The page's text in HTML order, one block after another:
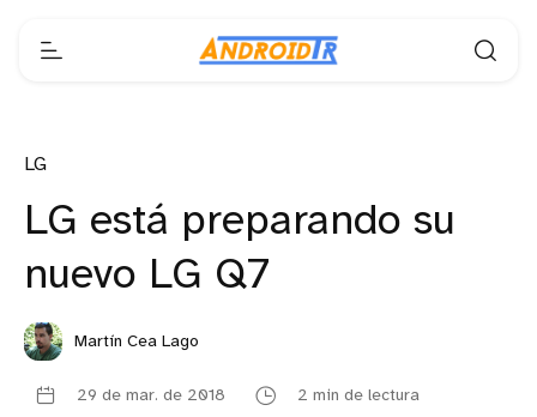
LG
LG está preparando su
nuevo LG Q7
Martín Cea Lago
29 de mar. de 2018 2 min de lectura